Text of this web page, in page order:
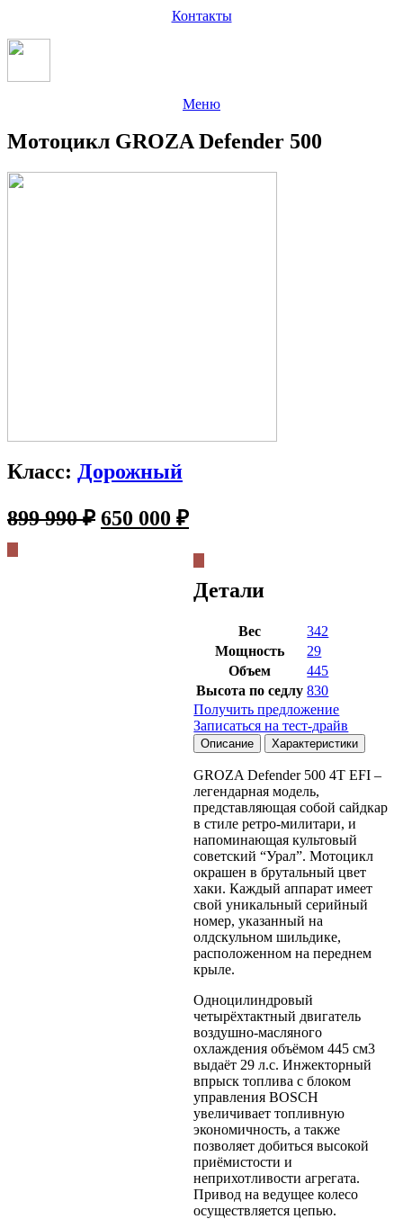
Контакты
Меню
Мотоцикл GROZA Defender 500
Класс: Дорожный
899 990₽ Первоначальная
составляла
650 000 ₽Текущая
650
000 ₽.
Детали
Вес
342
Мощность
29
Объем
445
Высота по седлу 830
Получить предложение
Записаться на тест-драйв
Описание Характеристики
GROZA Defender 500 4T EFI –
легендарная модель,
представляющая собой сайдкар
в стиле ретро-милитари, и
напоминающая культовый
советский “Урал”. Мотоцикл
окрашен в брутальный цвет
хаки. Каждый аппарат имеет
свой уникальный серийный
номер, указанный на
олдскульном шильдике,
расположенном на переднем
крыле.
Одноцилиндровый
четырёхтактный двигатель
воздушно-масляного
охлаждения объёмом 445 см3
выдаёт 29 л.с. Инжекторный
впрыск топлива с блоком
управления BOSCH
увеличивает топливную
экономичность, а также
позволяет добиться высокой
приёмистости и
неприхотливости агрегата.
Привод на ведущее колесо
осуществляется цепью.